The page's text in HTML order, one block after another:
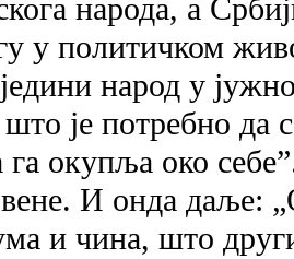
народа, а
у политичком
народ у
је потребно да
га окупља око
И онда даље:
и чина, што